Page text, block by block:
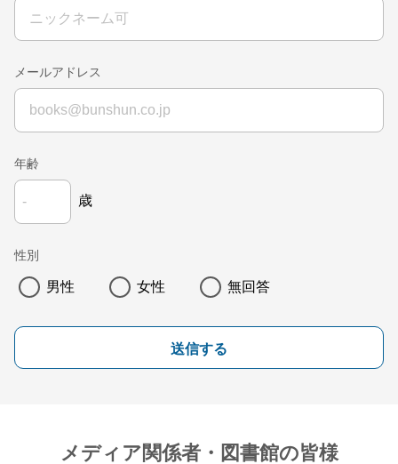
メールアドレス
年齢
歳
性別
男性 女性 無回答
送信する
メディア関係者・図書館の皆様